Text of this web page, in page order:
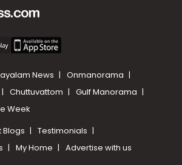
News
Onmanorama
Chuttuvattom
Gulf Manorama
Week
Blogs
Testimonials
My Home Advertise with us